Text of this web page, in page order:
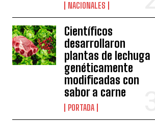
NACIONALES
Científicos
desarrollaron
plantas de lechuga
genéticamente
modificadas con
sabor a carne
PORTADA